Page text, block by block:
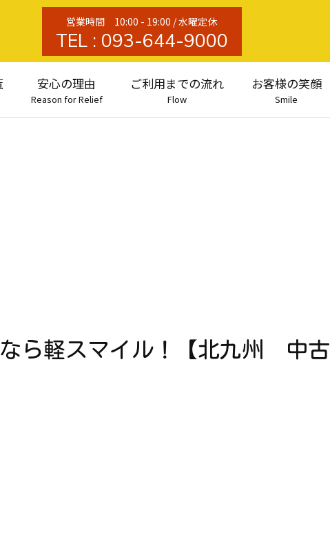
営業時間 10:00 - 19:00 / 水曜定休
TEL : 093-644-9000
安心の理由
Reason for Relief
ご利用までの流れ
Flow
お客様の笑顔
Smile
ら軽スマイル！【北九州 中